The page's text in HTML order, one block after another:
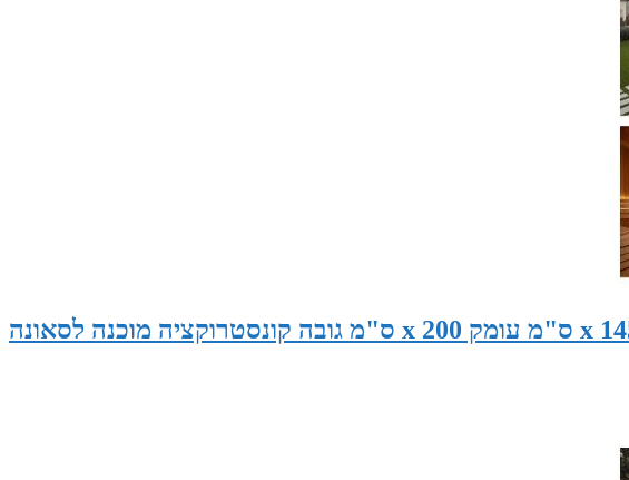
סאונה במידות 265 ס"מ רוחב x 145 ס"מ עומק x 200 ס"מ גובה קונסטרוקציה מוכנה לסאונה